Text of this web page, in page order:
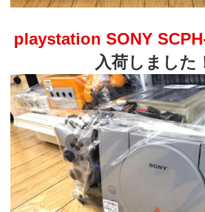
playstation SONY
入荷しました